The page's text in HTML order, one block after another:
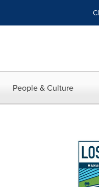
People & Culture